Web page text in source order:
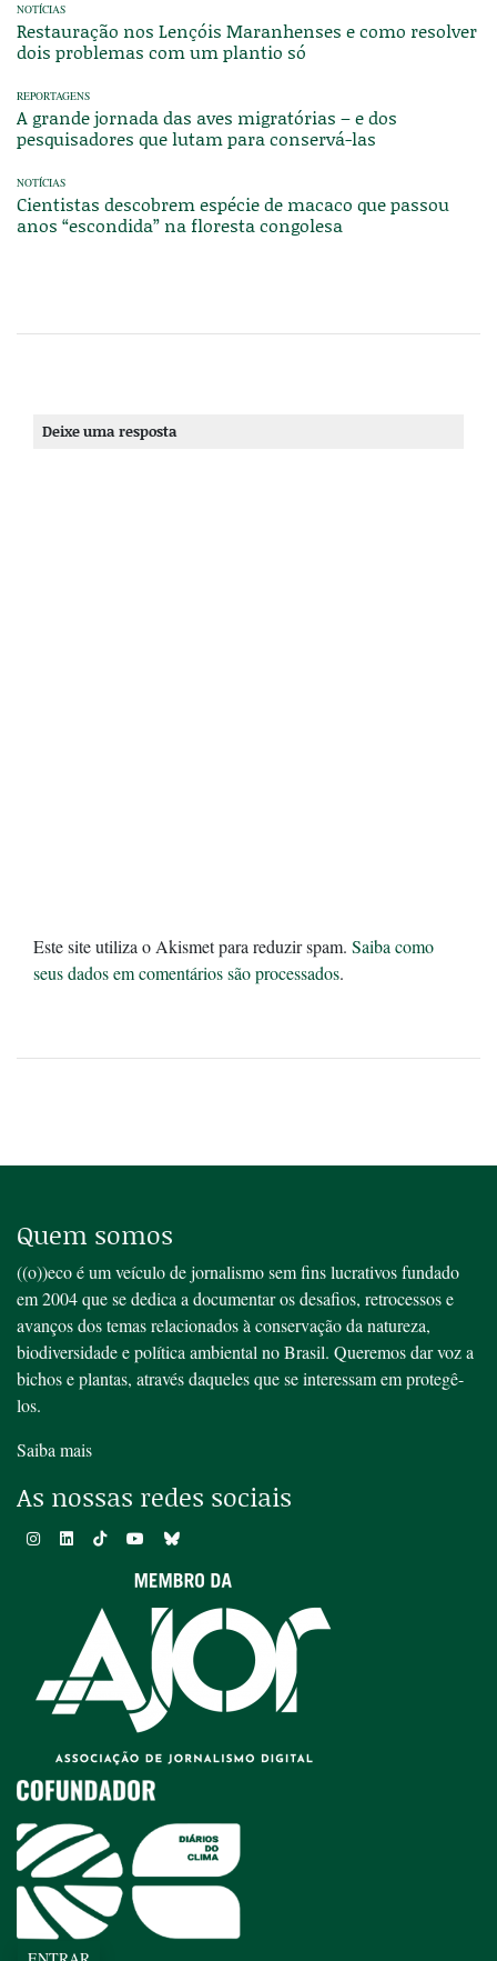
NOTÍCIAS
Restauração nos Lençóis Maranhenses e como resolver
dois problemas com um plantio só
REPORTAGENS
A grande jornada das aves migratórias – e dos
pesquisadores que lutam para conservá-las
NOTÍCIAS
Cientistas descobrem espécie de macaco que passou
anos “escondida” na floresta congolesa
Deixe uma resposta
Este site utiliza o Akismet para reduzir spam. Saiba como
seus dados em comentários são processados.
Quem somos
((o))eco é um veículo de jornalismo sem fins lucrativos fundado
em 2004 que se dedica a documentar os desafios, retrocessos e
avanços dos temas relacionados à conservação da natureza,
biodiversidade e política ambiental no Brasil. Queremos dar voz a
bichos e plantas, através daqueles que se interessam em protegê-
los.
Saiba mais
As nossas redes sociais